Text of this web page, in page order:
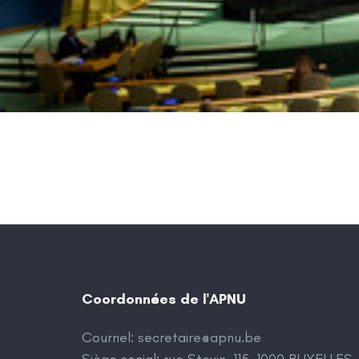
Coordonnées de l'APNU
Courriel: secretaire@apnu.be